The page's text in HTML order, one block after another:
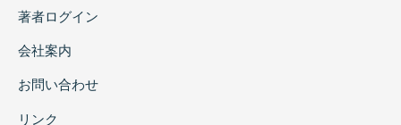
著者ログイン
会社案内
お問い合わせ
リンク